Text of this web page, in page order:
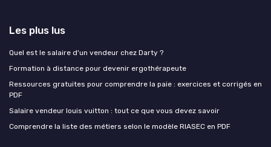
Les plus lus
Quel est le salaire d'un vendeur chez Darty ?
Formation à distance pour devenir ergothérapeute
Ressources gratuites pour comprendre la paie : exercices et corrigés en
PDF
Salaire vendeur louis vuitton : tout ce que vous devez savoir
Comprendre la liste des métiers selon le modèle RIASEC en PDF